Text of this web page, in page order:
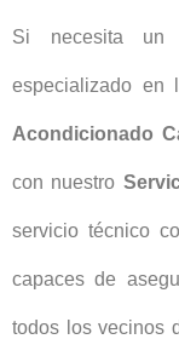
Si necesita un
especializado en
Acondicionado
con nuestro
servicio técnico
capaces de
todos los vecinos